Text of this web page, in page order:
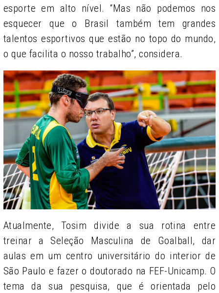
esporte em alto nível. “Mas não podemos nos
esquecer que o Brasil também tem grandes
talentos esportivos que estão no topo do mundo,
o que facilita o nosso trabalho”, considera.
Atualmente, Tosim divide a sua rotina entre
treinar a Seleção Masculina de Goalball, dar
aulas em um centro universitário do interior de
São Paulo e fazer o doutorado na FEF-Unicamp. O
tema da sua pesquisa, que é orientada pelo